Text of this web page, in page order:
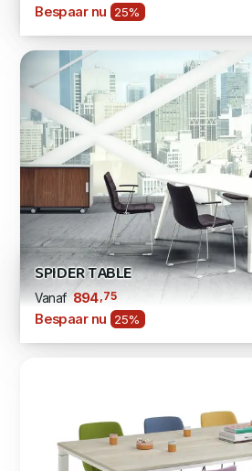
Bespaar nu 25%
SPIDER TABLE
Vanaf 894,75
Bespaar nu 25%